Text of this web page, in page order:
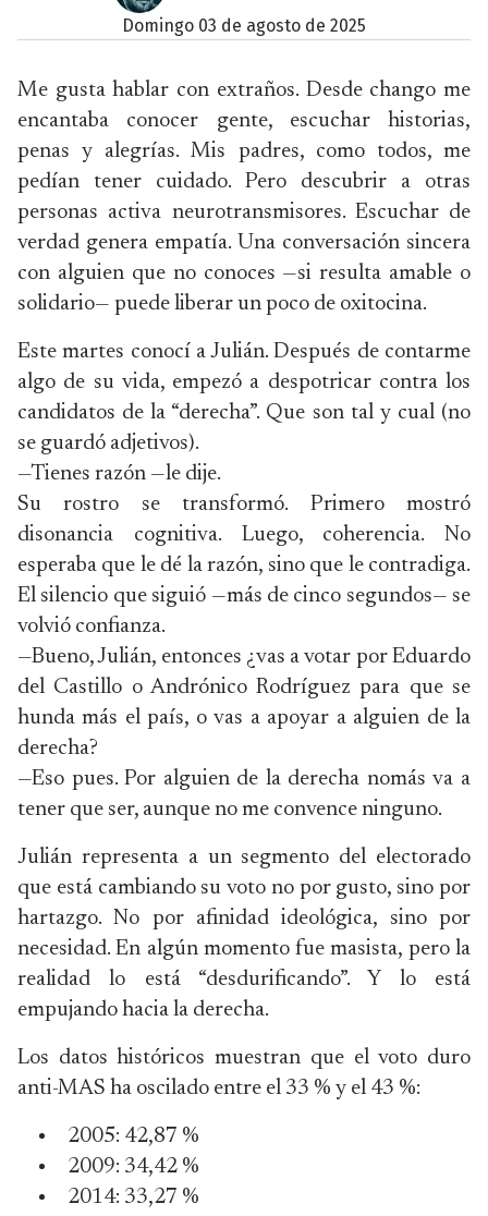
domingo 03 de agosto de 2025
Me gusta hablar con extraños. Desde chango me
encantaba conocer gente, escuchar historias,
penas y alegrías. Mis padres, como todos, me
pedían tener cuidado. Pero descubrir a otras
personas activa neurotransmisores. Escuchar de
verdad genera empatía. Una conversación sincera
con alguien que no conoces —si resulta amable o
solidario— puede liberar un poco de oxitocina.
Este martes conocí a Julián. Después de contarme
algo de su vida, empezó a despotricar contra los
candidatos de la “derecha”. Que son tal y cual (no
se guardó adjetivos).
—Tienes razón —le dije.
Su rostro se transformó. Primero mostró
disonancia cognitiva. Luego, coherencia. No
esperaba que le dé la razón, sino que le contradiga.
El silencio que siguió —más de cinco segundos— se
volvió confianza.
—Bueno, Julián, entonces ¿vas a votar por Eduardo
del Castillo o Andrónico Rodríguez para que se
hunda más el país, o vas a apoyar a alguien de la
derecha?
—Eso pues. Por alguien de la derecha nomás va a
tener que ser, aunque no me convence ninguno.
Julián representa a un segmento del electorado
que está cambiando su voto no por gusto, sino por
hartazgo. No por afinidad ideológica, sino por
necesidad. En algún momento fue masista, pero la
realidad lo está “desdurificando”. Y lo está
empujando hacia la derecha.
Los datos históricos muestran que el voto duro
anti-MAS ha oscilado entre el 33 % y el 43 %:
2005: 42,87 %
2009: 34,42 %
2014: 33,27 %